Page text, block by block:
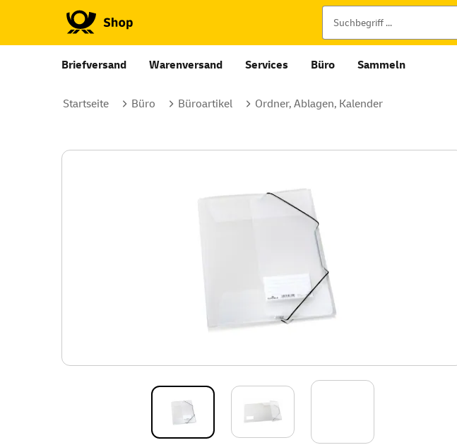
Briefversand Warenversand Services Büro Sammeln
Startseite Büro Büroartikel Ordner, Ablagen, Kalender